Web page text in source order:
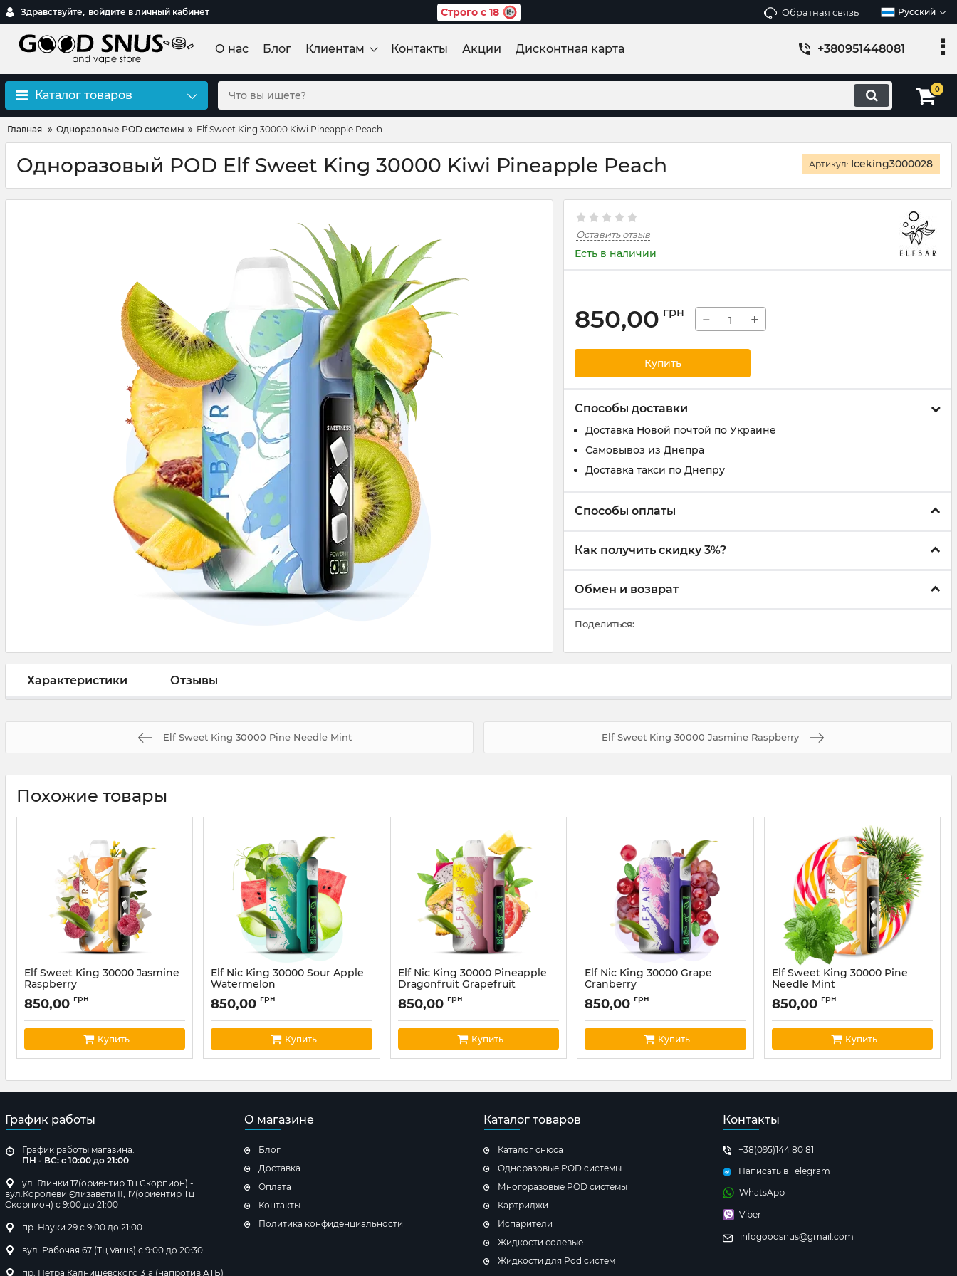
Здравствуйте, войдите в личный кабинет Строго с 18 Обратная связь Русский
О нас Блог Клиентам Контакты Акции Дисконтная карта +380951448081
Каталог товаров 0
Главная Одноразовые POD системы Elf Sweet King 30000 Kiwi Pineapple Peach
Одноразовый POD Elf Sweet King 30000 Kiwi Pineapple Peach Артикул: Iceking3000028
Оставить отзыв
Есть в наличии
850,00 грн − +
Купить
Способы доставки
Доставка Новой почтой по Украине
Самовывоз из Днепра
Доставка такси по Днепру
Способы оплаты
Как получить скидку 3%?
Обмен и возврат
Поделиться:
Характеристики Отзывы
Elf Sweet King 30000 Pine Needle Mint Elf Sweet King 30000 Jasmine Raspberry
Похожие товары
Elf Sweet King 30000 Jasmine
Raspberry
Артикул: Iceking3000027
850,00 грн
Купить
Elf Nic King 30000 Sour Apple
Watermelon
Артикул:Iceking3000026
850,00 грн
Купить
Elf Nic King 30000 Pineapple
Dragonfruit Grapefruit
Артикул: Iceking3000025
850,00 грн
Купить
Elf Nic King 30000 Grape
Cranberry
Артикул:Iceking3000024
850,00 грн
Купить
Elf Sweet King 30000 Pine
Needle Mint
Артикул: Iceking3000029
850,00 грн
Купить
График работы
График работы магазина:
ПН - ВС: с 10:00 до 21:00
ул. Глинки 17(ориентир Тц Скорпион) -
вул.Королеви Єлизавети ІІ, 17(ориентир Тц
Скорпион) с 9:00 до 21:00
пр. Науки 29 с 9:00 до 21:00
вул. Рабочая 67 (Тц Varus) с 9:00 до 20:30
пр. Петра Калнишевского 31а (напротив АТБ)
О магазине
Блог
Доставка
Оплата
Контакты
Политика конфиденциальности
Каталог товаров
Каталог снюса
Одноразовые POD системы
Многоразовые POD системы
Картриджи
Испарители
Жидкости солевые
Жидкости для Pod систем
Контакты
+38(095)144 80 81
Написать в Telegram
WhatsApp
Viber
infogoodsnus@gmail.com